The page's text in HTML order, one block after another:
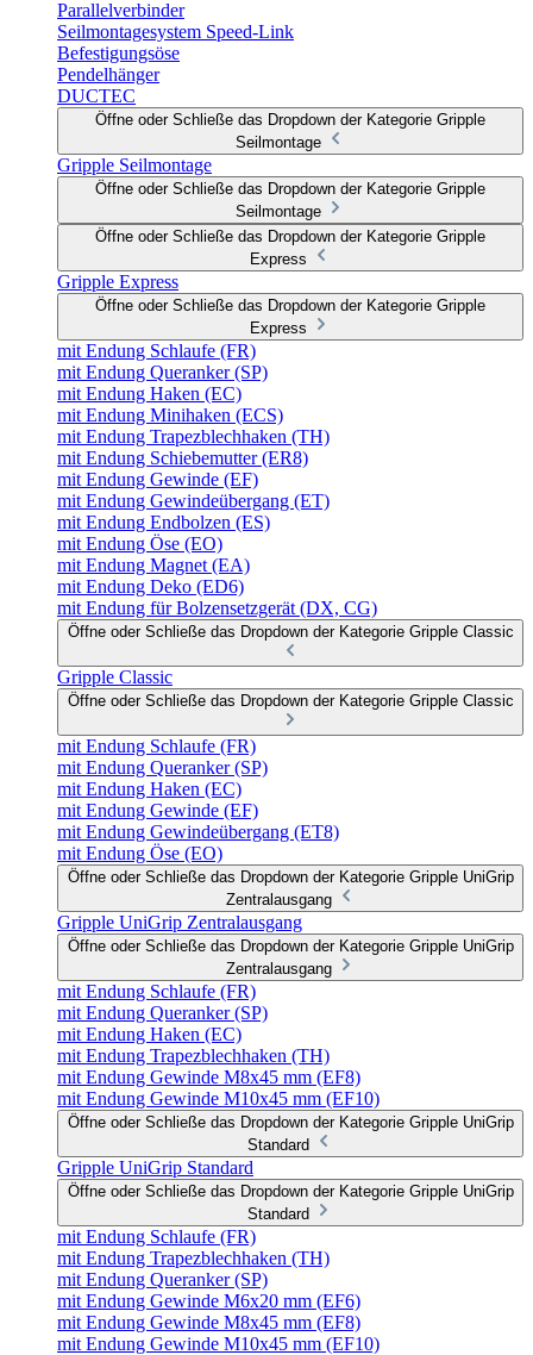
Parallelverbinder
Seilmontagesystem Speed-Link
Befestigungsöse
Pendelhänger
DUCTEC
Öffne oder Schließe das Dropdown der Kategorie Gripple
Seilmontage
Gripple Seilmontage
Öffne oder Schließe das Dropdown der Kategorie Gripple
Seilmontage
Öffne oder Schließe das Dropdown der Kategorie Gripple
Express
Gripple Express
Öffne oder Schließe das Dropdown der Kategorie Gripple
Express
mit Endung Schlaufe (FR)
mit Endung Queranker (SP)
mit Endung Haken (EC)
mit Endung Minihaken (ECS)
mit Endung Trapezblechhaken (TH)
mit Endung Schiebemutter (ER8)
mit Endung Gewinde (EF)
mit Endung Gewindeübergang (ET)
mit Endung Endbolzen (ES)
mit Endung Öse (EO)
mit Endung Magnet (EA)
mit Endung Deko (ED6)
mit Endung für Bolzensetzgerät (DX, CG)
Öffne oder Schließe das Dropdown der Kategorie Gripple Classic
Gripple Classic
Öffne oder Schließe das Dropdown der Kategorie Gripple Classic
mit Endung Schlaufe (FR)
mit Endung Queranker (SP)
mit Endung Haken (EC)
mit Endung Gewinde (EF)
mit Endung Gewindeübergang (ET8)
mit Endung Öse (EO)
Öffne oder Schließe das Dropdown der Kategorie Gripple UniGrip
Zentralausgang
Gripple UniGrip Zentralausgang
Öffne oder Schließe das Dropdown der Kategorie Gripple UniGrip
Zentralausgang
mit Endung Schlaufe (FR)
mit Endung Queranker (SP)
mit Endung Haken (EC)
mit Endung Trapezblechhaken (TH)
mit Endung Gewinde M8x45 mm (EF8)
mit Endung Gewinde M10x45 mm (EF10)
Öffne oder Schließe das Dropdown der Kategorie Gripple UniGrip
Standard
Gripple UniGrip Standard
Öffne oder Schließe das Dropdown der Kategorie Gripple UniGrip
Standard
mit Endung Schlaufe (FR)
mit Endung Trapezblechhaken (TH)
mit Endung Queranker (SP)
mit Endung Gewinde M6x20 mm (EF6)
mit Endung Gewinde M8x45 mm (EF8)
mit Endung Gewinde M10x45 mm (EF10)